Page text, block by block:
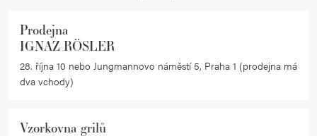
Prodejna
IGNAZ RÖSLER
28. října 10 nebo Jungmannovo náměstí 5, Praha 1 (prodejna má
dva vchody)
Vzorkovna grilů